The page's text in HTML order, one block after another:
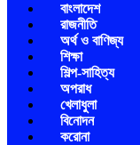
বাংলাদেশ
রাজনীতি
অর্থ ও বাণিজ্য
শিক্ষা
শিল্প-সাহিত্য
অপরাধ
খেলাধুলা
বিনোদন
করোনা